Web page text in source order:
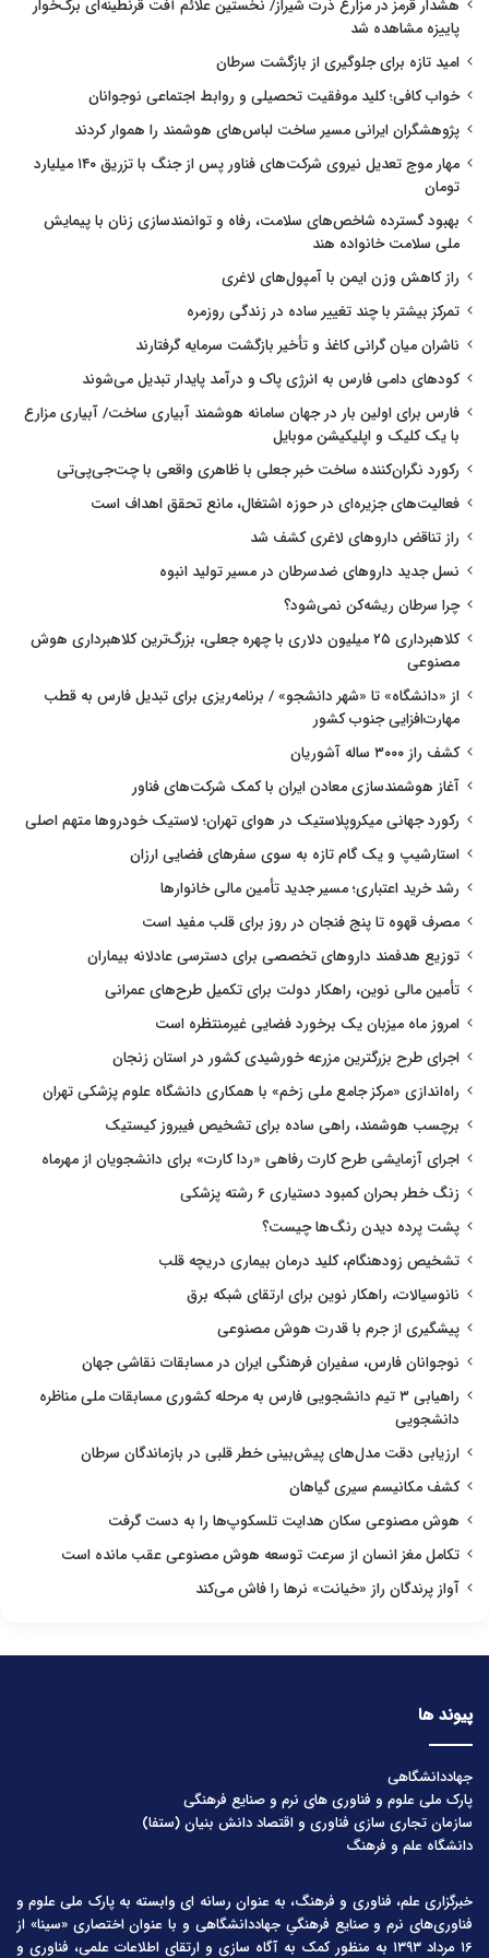
هشدار قرمز در مزارع ذرت شیراز/ نخستین علائم آفت قرنطینه‌ای برگ‌خوار
پاییزه مشاهده شد
امید تازه برای جلوگیری از بازگشت سرطان
خواب کافی؛ کلید موفقیت تحصیلی و روابط اجتماعی نوجوانان
پژوهشگران ایرانی مسیر ساخت لباس‌های هوشمند را هموار کردند
مهار موج تعدیل نیروی شرکت‌های فناور پس از جنگ با تزریق ۱۴۰ میلیارد
تومان
بهبود گسترده شاخص‌های سلامت، رفاه و توانمندسازی زنان با پیمایش
ملی سلامت خانواده هند
راز کاهش وزن ایمن با آمپول‌های لاغری
تمرکز بیشتر با چند تغییر ساده در زندگی روزمره
ناشران میان گرانی کاغذ و تأخیر بازگشت سرمایه گرفتارند
کودهای دامی فارس به انرژی پاک و درآمد پایدار تبدیل می‌شوند
فارس برای اولین بار در جهان سامانه هوشمند آبیاری ساخت/ آبیاری مزارع
با یک کلیک و اپلیکیشن موبایل
رکورد نگران‌کننده ساخت خبر جعلی با ظاهری واقعی با چت‌جی‌پی‌تی
فعالیت‌های جزیره‌ای در حوزه اشتغال، مانع تحقق اهداف است
راز تناقض داروهای لاغری کشف شد
نسل جدید داروهای ضدسرطان در مسیر تولید انبوه
چرا سرطان ریشه‌کن نمی‌شود؟
کلاهبرداری ۲۵ میلیون دلاری با چهره جعلی، بزرگ‌ترین کلاهبرداری هوش
مصنوعی
از «دانشگاه» تا «شهر دانشجو» / برنامه‌ریزی برای تبدیل فارس به قطب
مهارت‌افزایی جنوب کشور
کشف راز ۳۰۰۰ ساله آشوریان
آغاز هوشمندسازی معادن ایران با کمک شرکت‌های فناور
رکورد جهانی میکروپلاستیک در هوای تهران؛ لاستیک خودروها متهم اصلی
استارشیپ و یک گام تازه به سوی سفرهای فضایی ارزان
رشد خرید اعتباری؛ مسیر جدید تأمین مالی خانوارها
مصرف قهوه تا پنج فنجان در روز برای قلب مفید است
توزیع هدفمند داروهای تخصصی برای دسترسی عادلانه بیماران
تأمین مالی نوین، راهکار دولت برای تکمیل طرح‌های عمرانی
امروز ماه میزبان یک برخورد فضایی غیرمنتظره است
اجرای طرح بزرگترین مزرعه خورشیدی کشور در استان زنجان
راه‌اندازی «مرکز جامع ملی زخم» با همکاری دانشگاه علوم پزشکی تهران
برچسب هوشمند، راهی ساده برای تشخیص فیبروز کیستیک
اجرای آزمایشی طرح کارت رفاهی «ردا کارت» برای دانشجویان از مهرماه
زنگ خطر بحران کمبود دستیاری ۶ رشته پزشکی
پشت پرده دیدن رنگ‌ها چیست؟
تشخیص زودهنگام، کلید درمان بیماری دریچه قلب
نانوسیالات، راهکار نوین برای ارتقای شبکه برق
پیشگیری از جرم با قدرت هوش مصنوعی
نوجوانان فارس، سفیران فرهنگی ایران در مسابقات نقاشی جهان
راهیابی ۳ تیم دانشجویی فارس به مرحله کشوری مسابقات ملی مناظره
دانشجویی
ارزیابی دقت مدل‌های پیش‌بینی خطر قلبی در بازماندگان سرطان
کشف مکانیسم سیری گیاهان
هوش مصنوعی سکان هدایت تلسکوپ‌ها را به دست گرفت
تکامل مغز انسان از سرعت توسعه هوش مصنوعی عقب مانده است
آواز پرندگان راز «خیانت» نرها را فاش می‌کند
پیوند ها
جهاددانشگاهی
پارک ملی علوم و فناوری های نرم و صنایع فرهنگی
سازمان تجاری سازی فناوری و اقتصاد دانش بنیان (ستفا)
دانشگاه علم و فرهنگ
خبرگزاری علم، فناوری و فرهنگ، به عنوان رسانه ای وابسته به پارک ملی علوم و
فناوری‌های نرم و صنایع فرهنگیِ جهاددانشگاهی و با عنوان اختصاری «سینا» از
۱۶ مرداد ۱۳۹۳ به منظور کمک به آگاه سازی و ارتقای اطلاعات علمی، فناوری و